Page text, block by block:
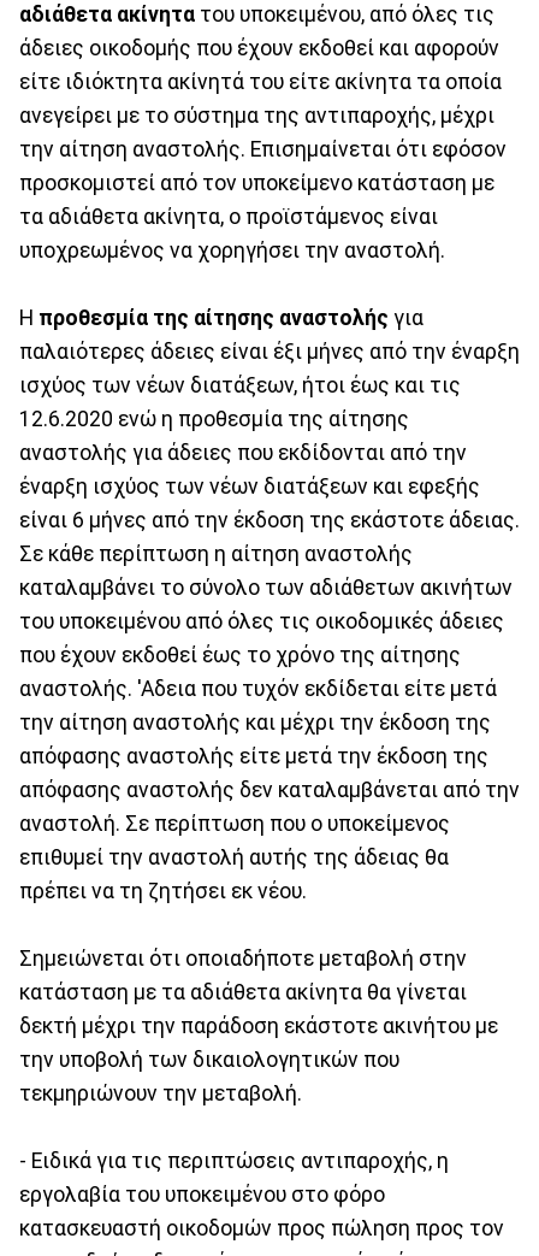
αδιάθετα ακίνητα του υποκειμένου, από όλες τις
άδειες οικοδομής που έχουν εκδοθεί και αφορούν
είτε ιδιόκτητα ακίνητά του είτε ακίνητα τα οποία
ανεγείρει με το σύστημα της αντιπαροχής, μέχρι
την αίτηση αναστολής. Επισημαίνεται ότι εφόσον
προσκομιστεί από τον υποκείμενο κατάσταση με
τα αδιάθετα ακίνητα, ο προϊστάμενος είναι
υποχρεωμένος να χορηγήσει την αναστολή.
Η προθεσμία της αίτησης αναστολής για
παλαιότερες άδειες είναι έξι μήνες από την έναρξη
ισχύος των νέων διατάξεων, ήτοι έως και τις
12.6.2020 ενώ η προθεσμία της αίτησης
αναστολής για άδειες που εκδίδονται από την
έναρξη ισχύος των νέων διατάξεων και εφεξής
είναι 6 μήνες από την έκδοση της εκάστοτε άδειας.
Σε κάθε περίπτωση η αίτηση αναστολής
καταλαμβάνει το σύνολο των αδιάθετων ακινήτων
του υποκειμένου από όλες τις οικοδομικές άδειες
που έχουν εκδοθεί έως το χρόνο της αίτησης
αναστολής. 'Αδεια που τυχόν εκδίδεται είτε μετά
την αίτηση αναστολής και μέχρι την έκδοση της
απόφασης αναστολής είτε μετά την έκδοση της
απόφασης αναστολής δεν καταλαμβάνεται από την
αναστολή. Σε περίπτωση που ο υποκείμενος
επιθυμεί την αναστολή αυτής της άδειας θα
πρέπει να τη ζητήσει εκ νέου.
Σημειώνεται ότι οποιαδήποτε μεταβολή στην
κατάσταση με τα αδιάθετα ακίνητα θα γίνεται
δεκτή μέχρι την παράδοση εκάστοτε ακινήτου με
την υποβολή των δικαιολογητικών που
τεκμηριώνουν την μεταβολή.
- Ειδικά για τις περιπτώσεις αντιπαροχής, η
εργολαβία του υποκειμένου στο φόρο
κατασκευαστή οικοδομών προς πώληση προς τον